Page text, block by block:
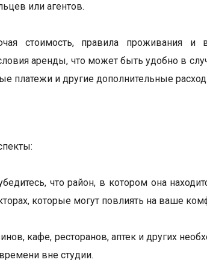
или агентов.
стоимость, правила проживания и
аренды, что может быть удобно в
платежи и другие дополнительные
что район, в котором она
которые могут повлиять на ваше
кафе, ресторанов, аптек и других
вне студии.